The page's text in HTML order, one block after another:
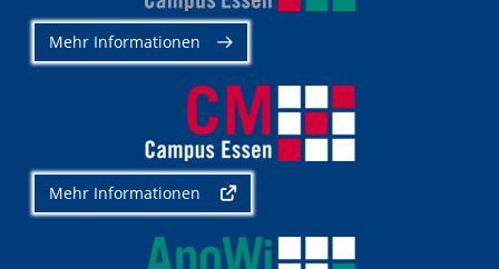
Mehr Informationen
Mehr Informationen